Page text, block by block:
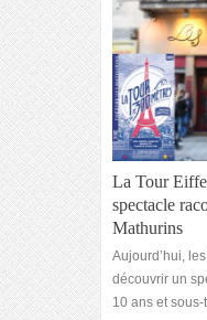
La Tour
spectacle
Mathurins
Aujourd’hui,
découvrir un
10 ans et sous-